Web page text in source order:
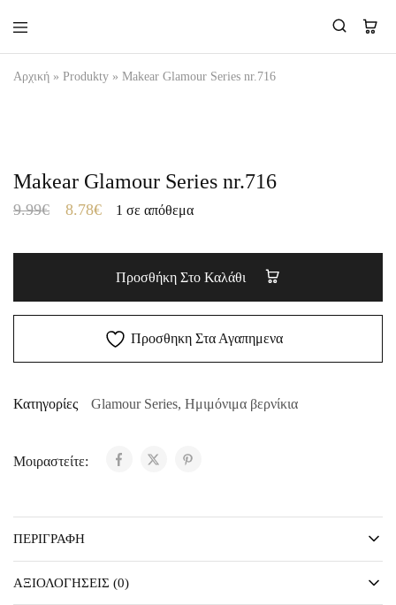
Makear-
Αρχική » Produkty » Makear Glamour Series nr.716
Makear Glamour Series nr.716
9.99€ 8.78€ 1 σε απόθεμα
Προσθήκη Στο Καλάθι
Προσθηκη Στα Αγαπημενα
Κατηγορίες Glamour Series, Ημιμόνιμα βερνίκια
Μοιραστείτε:
ΠΕΡΙΓΡΑΦΉ
ΑΞΙΟΛΟΓΉΣΕΙΣ (0)